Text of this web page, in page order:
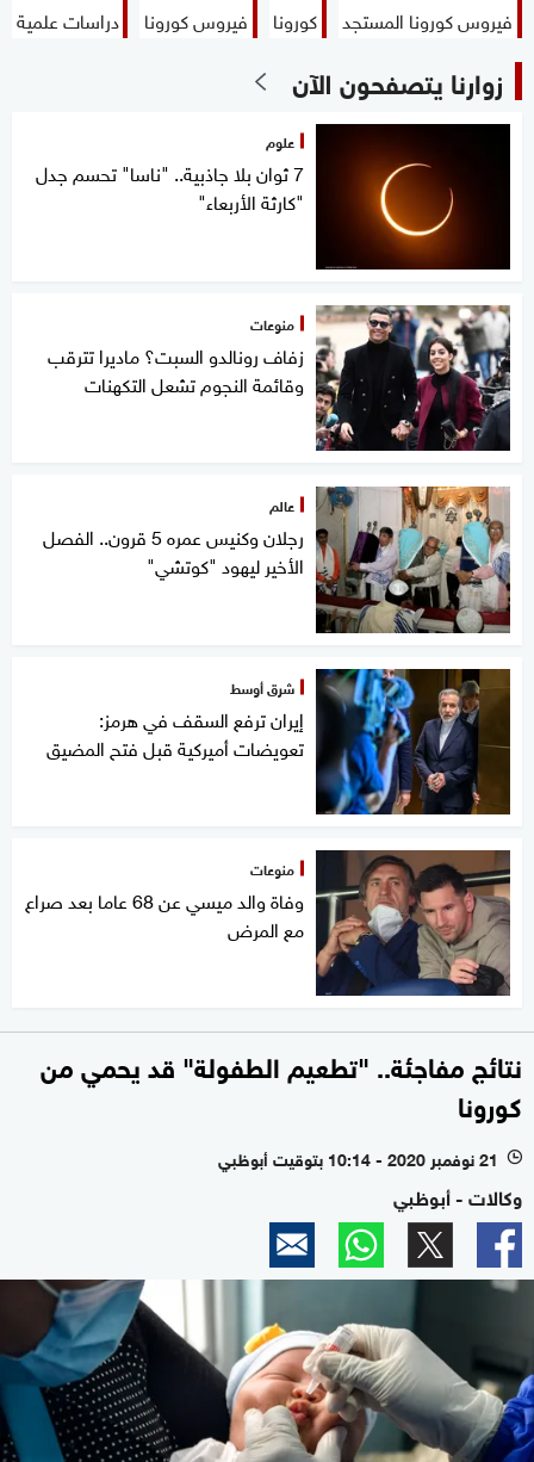
فيروس كورونا المستجد كورونا فيروس كورونا دراسات علمية
زوارنا يتصفحون الآن
علوم
7 ثوان بلا جاذبية.. "ناسا" تحسم جدل
"كارثة الأربعاء"
منوعات
زفاف رونالدو السبت؟ ماديرا تترقب
وقائمة النجوم تشعل التكهنات
عالم
رجلان وكنيس عمره 5 قرون.. الفصل
الأخير ليهود "كوتشي"
شرق أوسط
إيران ترفع السقف في هرمز:
تعويضات أميركية قبل فتح المضيق
منوعات
وفاة والد ميسي عن 68 عاما بعد صراع
مع المرض
نتائج مفاجئة.. "تطعيم الطفولة" قد يحمي من
كورونا
l 21 نوفمبر 2020 - 10:14 بتوقيت أبوظبي
وكالات - أبوظبي